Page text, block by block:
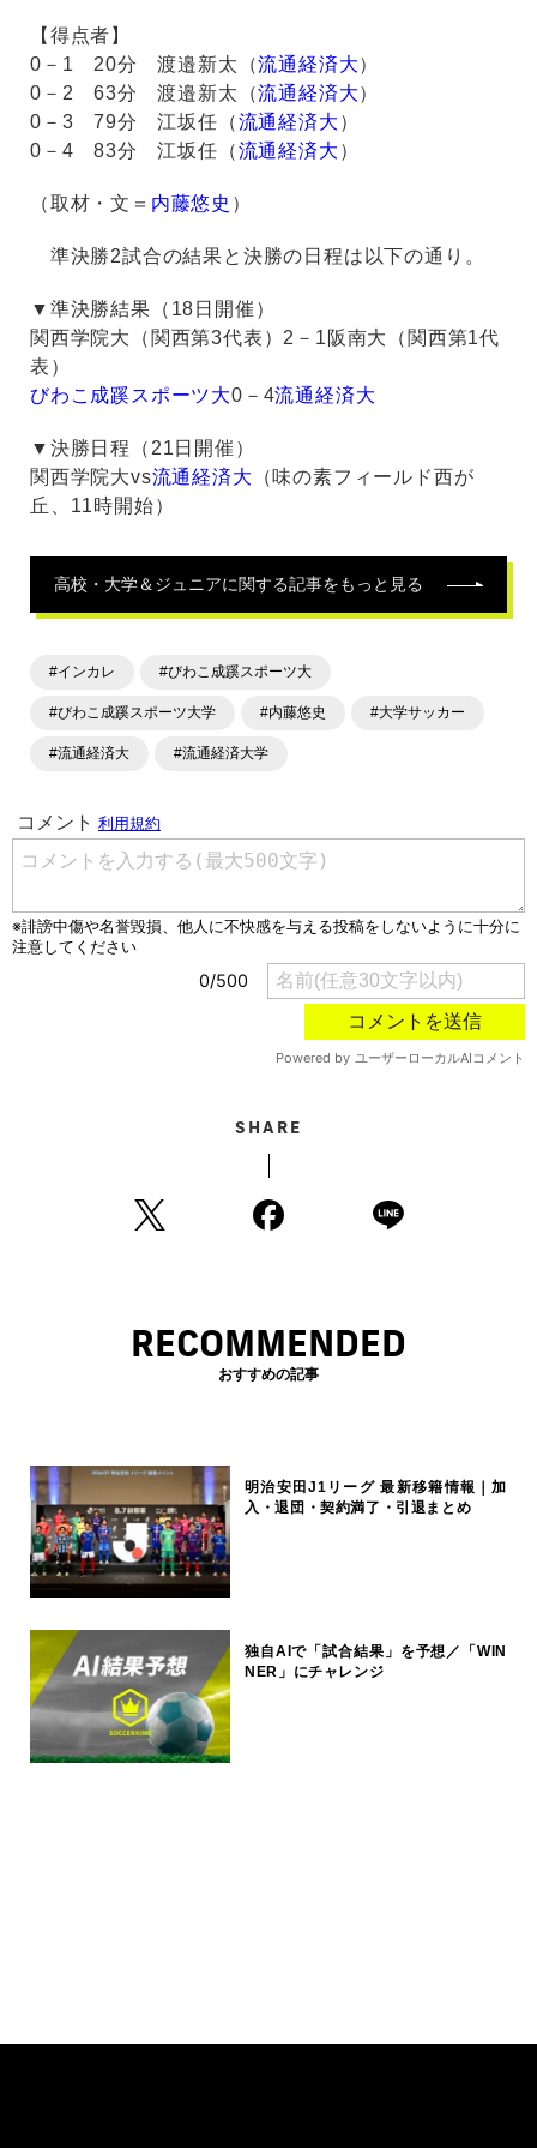
【得点者】
0－1 20分 渡邉新太（流通経済大）
0－2 63分 渡邉新太（流通経済大）
0－3 79分 江坂任（流通経済大 ）
0－4 83分 江坂任（流通経済大 ）
（取材・文＝ 内藤悠史 ）
準決勝2試合の結果と決勝の日程は以下の通り。
▼準決勝結果（18日開催）
関西学院大（関西第3代表）2－1阪南大（関西第1代
表）
びわこ成蹊スポーツ大0－4流通経済大
▼決勝日程（21日開催）
関西学院大vs流通経済大 （味の素フィールド西が
丘、11時開始）
高校・大学＆ジュニアに関する記事をもっと見る
#インカレ #びわこ成蹊スポーツ大
#びわこ成蹊スポーツ大学 #内藤悠史 #大学サッカー
#流通経済大 #流通経済大学
SHARE
RECOMMENDED
おすすめの記事
明治安田J1リーグ 最新移籍情報｜加
入・退団・契約満了・引退まとめ
独自AIで「試合結果」を予想／「WIN
NER」にチャレンジ